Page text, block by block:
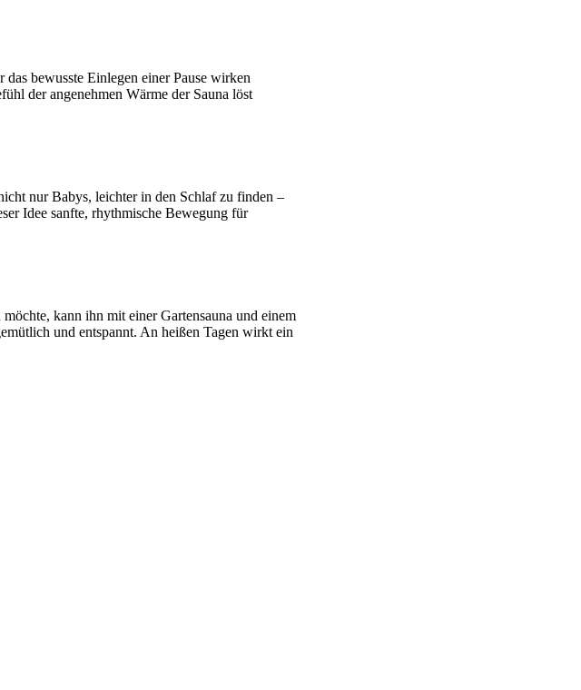
bewusste Einlegen einer Pause wirken
der angenehmen Wärme der Sauna löst
nur Babys, leichter in den Schlaf zu finden –
Idee sanfte, rhythmische Bewegung für
kann ihn mit einer Gartensauna und einem
und entspannt. An heißen Tagen wirkt ein